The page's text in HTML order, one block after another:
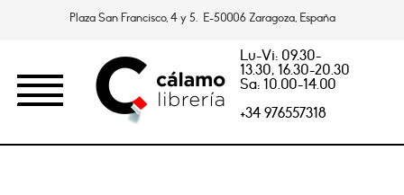
Plaza San Francisco, 4 y 5. E-50006 Zaragoza, España
Lu-Vi: 09.30-
13.30, 16.30-20.30
Sa: 10.00-14.00
+34 976557318